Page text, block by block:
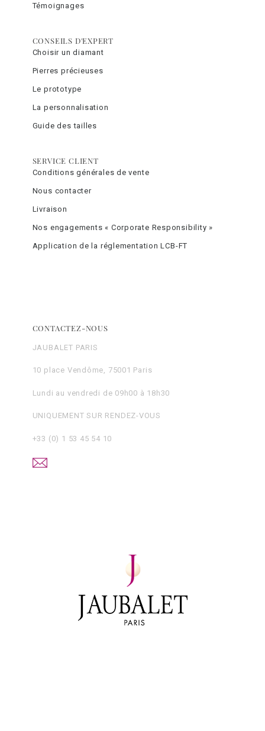
Témoignages
CONSEILS D'EXPERT
Choisir un diamant
Pierres précieuses
Le prototype
La personnalisation
Guide des tailles
SERVICE CLIENT
Conditions générales de vente
Nous contacter
Livraison
Nos engagements « Corporate Responsibility »
Application de la réglementation LCB-FT
CONTACTEZ-NOUS
JAUBALET PARIS
10 place Vendôme, 75001 Paris
Lundi au vendredi de 09h00 à 18h30
UNIQUEMENT SUR RENDEZ-VOUS
+33 (0) 1 53 45 54 10